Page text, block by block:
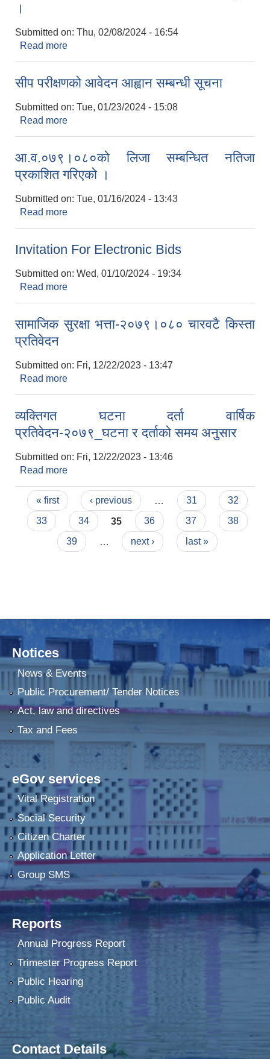
।
Submitted on: Thu, 02/08/2024 - 16:54
Read more
सीप परीक्षणको आवेदन आह्वान सम्बन्धी सूचना
Submitted on: Tue, 01/23/2024 - 15:08
Read more
आ.व.०७९।०८०को लिजा सम्बन्धित नतिजा
प्रकाशित गरिएको ।
Submitted on: Tue, 01/16/2024 - 13:43
Read more
Invitation For Electronic Bids
Submitted on: Wed, 01/10/2024 - 19:34
Read more
सामाजिक सुरक्षा भत्ता-२०७९।०८० चारवटै किस्ता
प्रतिवेदन
Submitted on: Fri, 12/22/2023 - 13:47
Read more
व्यक्तिगत घटना दर्ता वार्षिक
प्रतिवेदन-२०७९_घटना र दर्ताको समय अनुसार
Submitted on: Fri, 12/22/2023 - 13:46
Read more
Pages
« first ‹ previous 31
32
33
34 35 36 37
38
39
next › last »
Notices
News & Events
Public Procurement/ Tender Notices
Act, law and directives
Tax and Fees
eGov services
Vital Registration
Social Security
Citizen Charter
Application Letter
Group SMS
Reports
Annual Progress Report
Trimester Progress Report
Public Hearing
Public Audit
Contact Details